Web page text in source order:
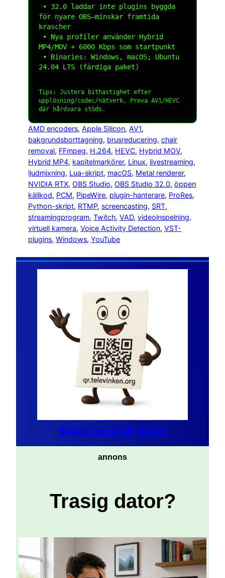
för nyare OBS—minskar framtida
krascher
MP4/MOV + 6000 Kbps som startpunkt
24.04 LTS (färdiga paket)
Tips: Justera bithastighet efter
upplösning/codec/nätverk. Prova AV1/HEVC
där hårdvara stöds.
AMD encoders, Apple Silicon, AV1
bakgrundsborttagning, brusreducering, chair
removal, FFmpeg, H.264, HEVC, Hybrid MOV
Hybrid MP4, kapitelmarkörer, Linux, livestreaming
ljudmixning, Lua-skript, macOS, Metal renderer
NVIDIA RTX, OBS Studio, OBS Studio 32.0, öppen
källkod, PCM, PipeWire, plugin-hanterare, ProRes
Python-skript, RTMP, screencasting, SRT
streamingprogram, Twitch, VAD, videoinspelning
virtuell kamera, Voice Activity Detection, VST-
plugins, Windows, YouTube
Skapa egna QR-koder
annons
Trasig dator?